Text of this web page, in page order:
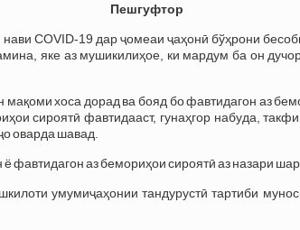
Пешгуфтор
COVID-19 дар ҷомеаи ҷаҳонӣ бўҳрони
яке аз мушикилиҳое, ки мардум ба он
мақоми хоса дорад ва бояд бо фавтидагон аз
сироятӣ фавтидааст, гунаҳгор набуда,
оварда шавад.
фавтидагон аз бемориҳои сироятӣ аз назари
умумиҷаҳонии тандурустӣ тартиби